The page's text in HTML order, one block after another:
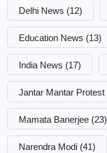
Delhi News (12)
Education News (13)
India News (17)
Jantar Mantar Protest
Mamata Banerjee (23)
Narendra Modi (41)